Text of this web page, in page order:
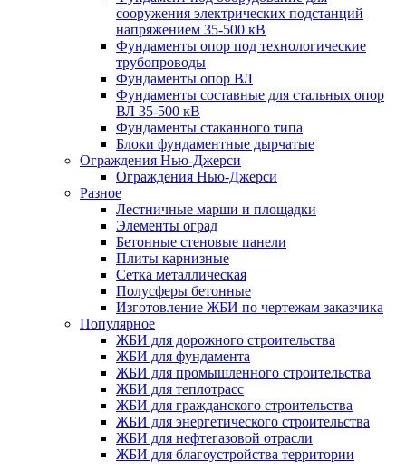
сооружения электрических подстанций
напряжением 35-500 кВ
Фундаменты опор под технологические
трубопроводы
Фундаменты опор ВЛ
Фундаменты составные для стальных опор
ВЛ 35-500 кВ
Фундаменты стаканного типа
Блоки фундаментные дырчатые
Ограждения Нью-Джерси
Ограждения Нью-Джерси
Разное
Лестничные марши и площадки
Элементы оград
Бетонные стеновые панели
Плиты карнизные
Сетка металлическая
Полусферы бетонные
Изготовление ЖБИ по чертежам заказчика
Популярное
ЖБИ для дорожного строительства
ЖБИ для фундамента
ЖБИ для промышленного строительства
ЖБИ для теплотрасс
ЖБИ для гражданского строительства
ЖБИ для энергетического строительства
ЖБИ для нефтегазовой отрасли
ЖБИ для благоустройства территории